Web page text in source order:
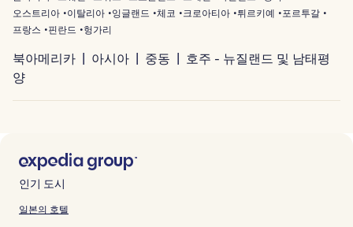
오스트리아
이탈리아 잉글랜드 체코 크로아티아 튀르키예
포르투갈
프랑스
핀란드 헝가리
북아메리카 아시아 중동
호주 - 뉴질랜드 및 남태평
양
인기 도시
일본의 호텔